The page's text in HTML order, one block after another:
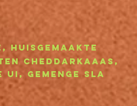
cheddarkaaas,
gemenge sla